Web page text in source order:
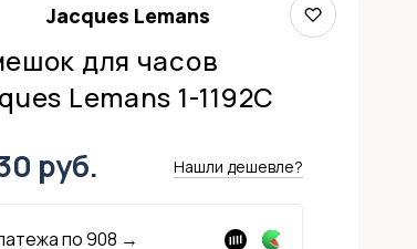
Jacques Lemans
для часов
Lemans 1-1192C
руб. Нашли дешевле?
по908 →